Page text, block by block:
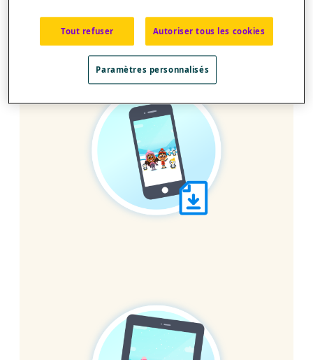
Tout refuser Autoriser tous les cookies
Paramètres personnalisés